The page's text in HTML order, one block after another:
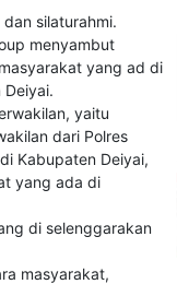
silaturahmi.
menyambut
yang ad di
yaitu
dari Polres
Kabupaten Deiyai,
yang ada di
di selenggarakan
masyarakat,